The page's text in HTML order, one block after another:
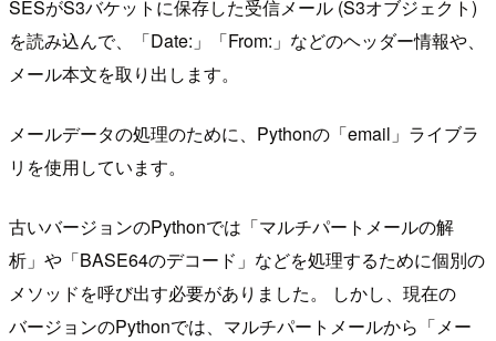
SESがS3バケットに保存した受信メール (S3オブジェクト)
を読み込んで、「Date:」「From:」などのヘッダー情報や、
メール本文を取り出します。
メールデータの処理のために、Pythonの「email」ライブラ
リを使用しています。
古いバージョンのPythonでは「マルチパートメールの解
析」や「BASE64のデコード」などを処理するために個別の
メソッドを呼び出す必要がありました。 しかし、現在の
バージョンのPythonでは、マルチパートメールから「メー